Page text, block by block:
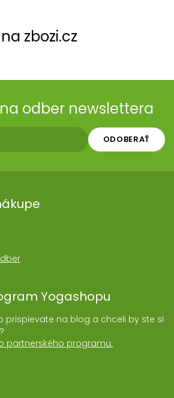
zbozi.cz
odber newslettera
ODOBERAŤ
Yogashopu
prispievate na blog a chceli by ste si
partnerského programu.